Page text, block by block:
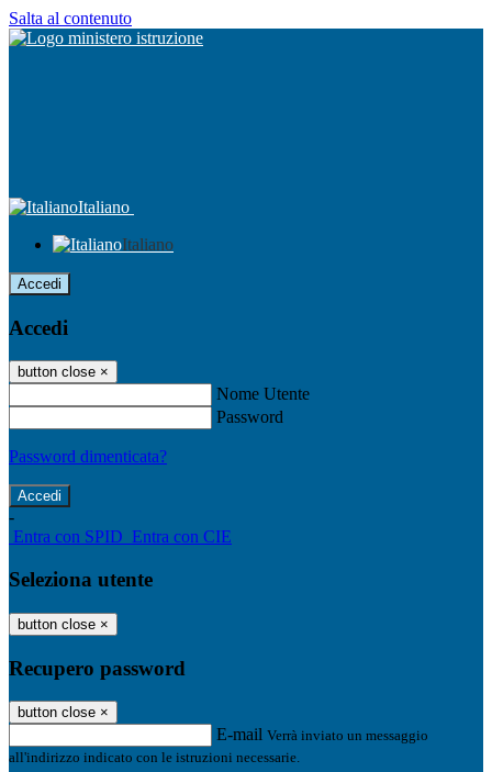
Salta al contenuto
Italiano
Italiano
Accedi
Accedi
button close ×
Nome Utente
Password
Password dimenticata?
-
Entra con SPID Entra con CIE
Seleziona utente
button close ×
Recupero password
button close ×
E-mail Verrà inviato un messaggio
all'indirizzo indicato con le istruzioni necessarie.